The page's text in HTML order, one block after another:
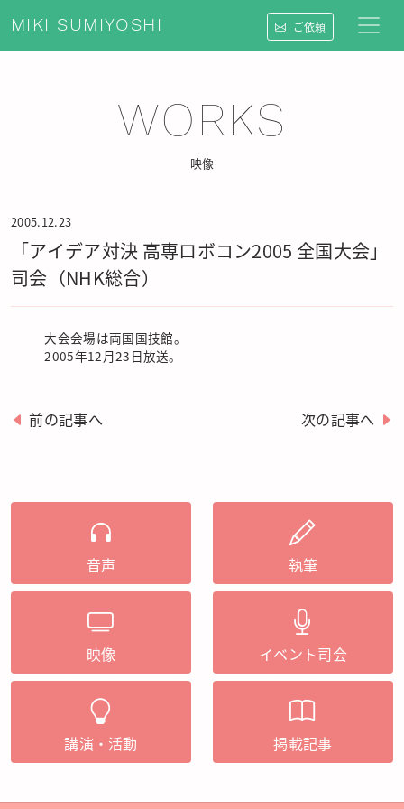
MIKI SUMIYOSHI ご依頼
WORKS
映像
2005.12.23
「アイデア対決 高専ロボコン2005 全国大会」
司会（NHK総合）
大会会場は両国国技館。
2005年12月23日放送。
前の記事へ 次の記事へ
音声 執筆
映像 イベント司会
講演・活動 掲載記事